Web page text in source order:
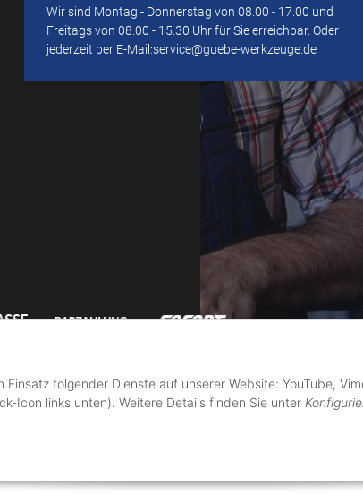
folgender Dienste auf unserer Website: YouTube,
Icon links unten). Weitere Details finden Sie unter
Wir sind Montag - Donnerstag von 08.00 - 17.00 und
Freitags von 08.00 - 15.30 Uhr für Sie erreichbar. Oder
jederzeit per E-Mail:service@guebe-werkzeuge.de